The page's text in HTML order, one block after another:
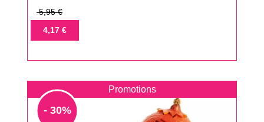
Prix
5,95 €
Prix4,17 €
Promotions
- 30%